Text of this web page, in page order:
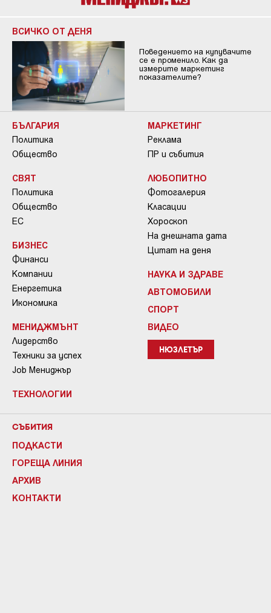
ВСИЧКО ОТ ДЕНЯ
Поведението на купувачите
се е променило. Как да
измерите маркетинг
показателите?
БЪЛГАРИЯ
Политика
Общество
СВЯТ
Политика
Общество
ЕС
БИЗНЕС
Финанси
Компании
Енергетика
Икономика
МЕНИДЖМЪНТ
Лидерство
Техники за успех
Job Мениджър
ТЕХНОЛОГИИ
МАРКЕТИНГ
Реклама
ПР и събития
ЛЮБОПИТНО
Фотогалерия
Класации
Хороскоп
На днешната дата
Цитат на деня
НАУКА И ЗДРАВЕ
АВТОМОБИЛИ
СПОРТ
ВИДЕО
НЮЗЛЕТЪР
СЪБИТИЯ
ПОДКАСТИ
ГОРЕЩА ЛИНИЯ
АРХИВ
КОНТАКТИ